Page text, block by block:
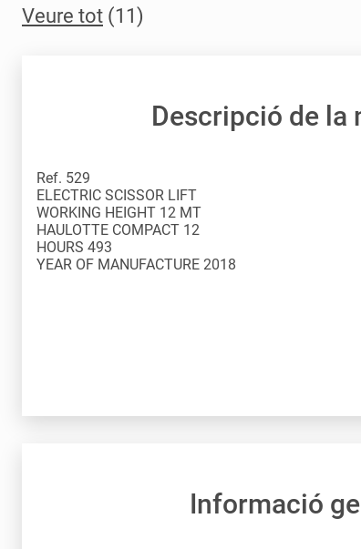
Veure tot (11)
Descripció de la
Ref. 529
ELECTRIC SCISSOR LIFT
WORKING HEIGHT 12 MT
HAULOTTE COMPACT 12
HOURS 493
YEAR OF MANUFACTURE 2018
Informació